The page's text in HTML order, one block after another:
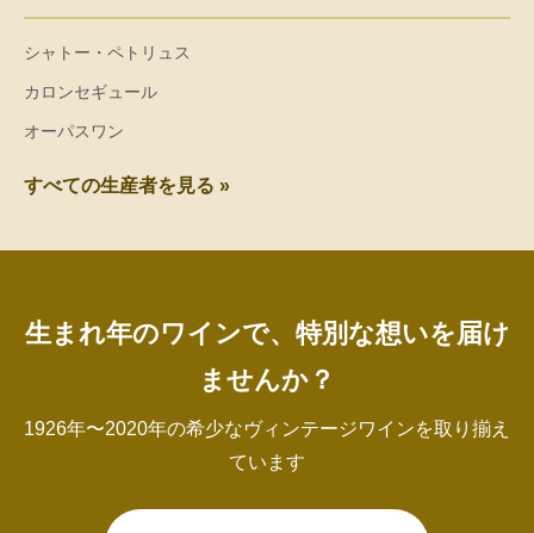
シャトー・ペトリュス
カロンセギュール
オーパスワン
すべての生産者を見る »
生まれ年のワインで、特別な想いを届け
ませんか？
1926年〜2020年の希少なヴィンテージワインを取り揃え
ています